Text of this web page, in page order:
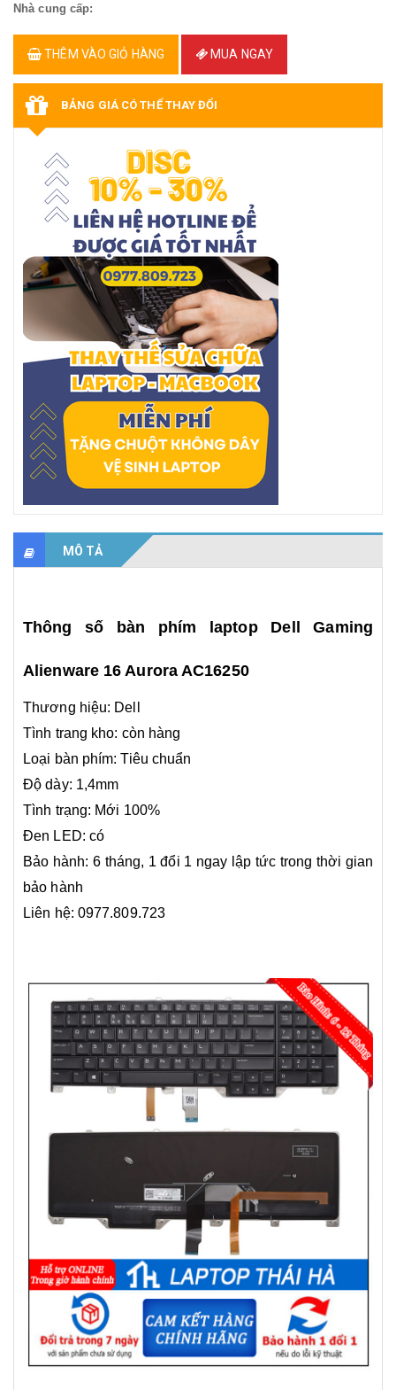
Nhà cung cấp:
THÊM VÀO GIỎ HÀNG MUA NGAY
BẢNG GIÁ CÓ THỂ THAY ĐỔI
MÔ TẢ
Thông số bàn phím laptop Dell Gaming
Alienware 16 Aurora AC16250
Thương hiệu: Dell
Tình trang kho: còn hàng
Loại bàn phím: Tiêu chuẩn
Độ dày: 1,4mm
Tình trạng: Mới 100%
Đen LED: có
Bảo hành: 6 tháng, 1 đổi 1 ngay lập tức trong thời gian
bảo hành
Liên hệ: 0977.809.723